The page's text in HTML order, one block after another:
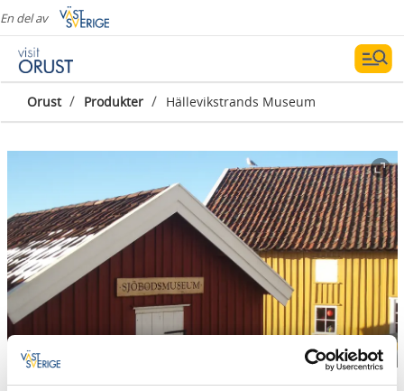
En del av
Orust / Produkter / Hällevikstrands Museum